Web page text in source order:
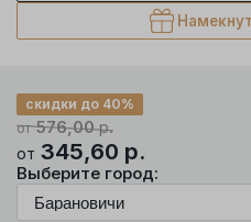
от576,00р.
скидки до 40%
от 345,60 р.
Выберите город: